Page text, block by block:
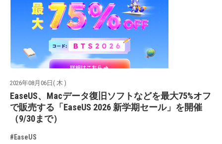
2026年08月06日( 木 )
EaseUS、Macデータ復旧ソフトなどを最大75%オフ
で販売する「EaseUS 2026 新学期セール」を開催
（9/30まで）
#EaseUS